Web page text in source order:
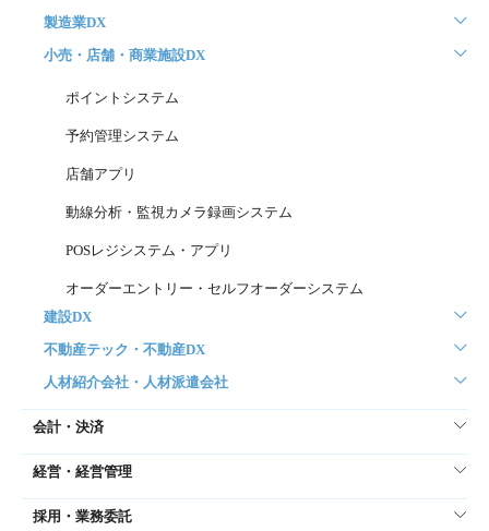
製造業DX
小売・店舗・商業施設DX
ポイントシステム
予約管理システム
店舗アプリ
動線分析・監視カメラ録画システム
POSレジシステム・アプリ
オーダーエントリー・セルフオーダーシステム
建設DX
不動産テック・不動産DX
人材紹介会社・人材派遣会社
会計・決済
経営・経営管理
採用・業務委託